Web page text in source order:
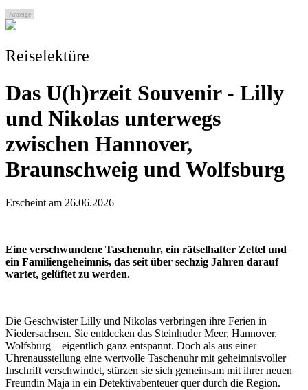
Anzeige
Reiselektüre
Das U(h)rzeit Souvenir - Lilly
und Nikolas unterwegs
zwischen Hannover,
Braunschweig und Wolfsburg
Erscheint am 26.06.2026
Eine verschwundene Taschenuhr, ein rätselhafter Zettel und
ein Familiengeheimnis, das seit über sechzig Jahren darauf
wartet, gelüftet zu werden.
Die Geschwister Lilly und Nikolas verbringen ihre Ferien in
Niedersachsen. Sie entdecken das Steinhuder Meer, Hannover,
Wolfsburg – eigentlich ganz entspannt. Doch als aus einer
Uhrenausstellung eine wertvolle Taschenuhr mit geheimnisvoller
Inschrift verschwindet, stürzen sie sich gemeinsam mit ihrer neuen
Freundin Maja in ein Detektivabenteuer quer durch die Region.